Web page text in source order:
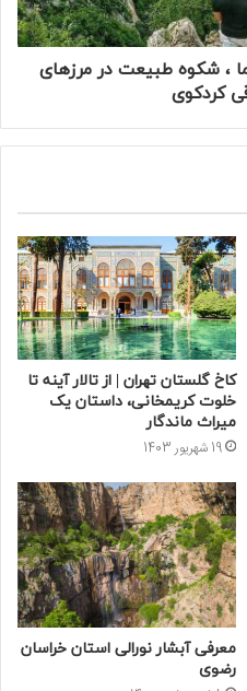
، شکوه طبیعت در مرزهای
کردکوی
کاخ گلستان تهران | از تالار آینه تا
خلوت کریمخانی، داستان یک
میراث ماندگار
19 شهریور 1403
معرفی آبشار نورالی استان خراسان
رضوی